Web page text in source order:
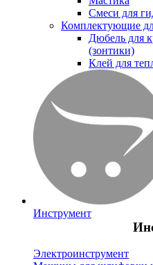
Смеси для
Комплектующие
Дюбель для
(зонтики)
Клей для
Инструмент
Электроинструмент